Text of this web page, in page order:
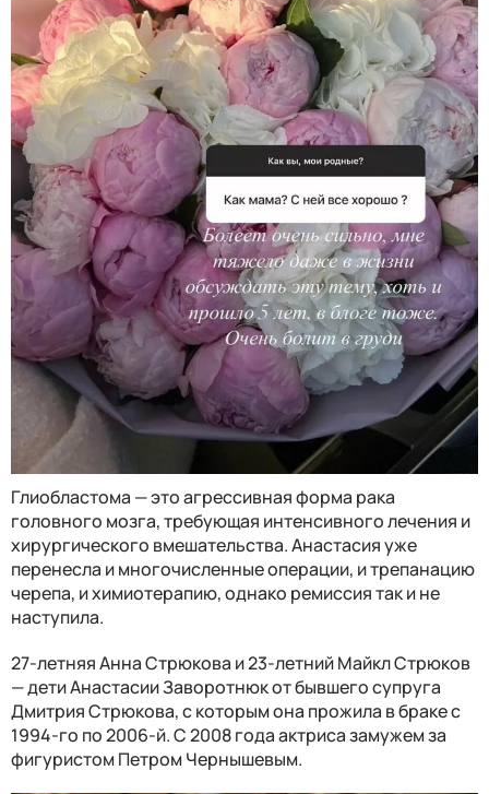
Глиобластома — это агрессивная форма рака
головного мозга, требующая интенсивного лечения и
хирургического вмешательства. Анастасия уже
перенесла и многочисленные операции, и трепанацию
черепа, и химиотерапию, однако ремиссия так и не
наступила.
27-летняя Анна Стрюкова и 23-летний Майкл Стрюков
— дети Анастасии Заворотнюк от бывшего супруга
Дмитрия Стрюкова, с которым она прожила в браке с
1994-го по 2006-й. С 2008 года актриса замужем за
фигуристом Петром Чернышевым.